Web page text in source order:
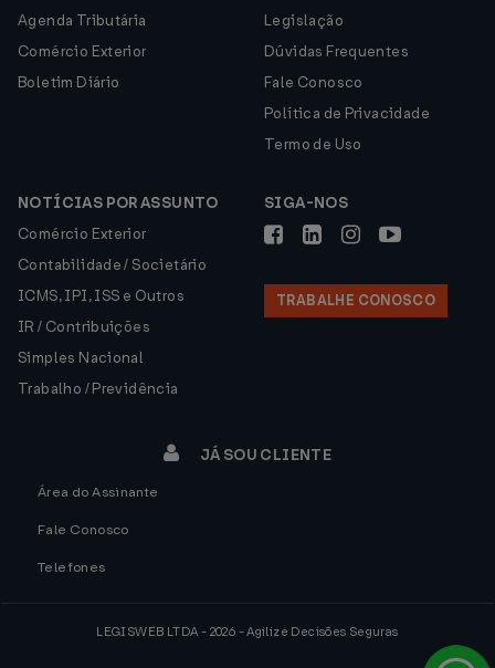
Agenda Tributária
Comércio Exterior
Boletim Diário
Legislação
Dúvidas Frequentes
Fale Conosco
Política de Privacidade
Termo de Uso
NOTÍCIAS POR ASSUNTO
Comércio Exterior
Contabilidade / Societário
ICMS, IPI, ISS e Outros
IR / Contribuições
Simples Nacional
Trabalho / Previdência
SIGA-NOS
TRABALHE CONOSCO
JÁ SOU CLIENTE
Área do Assinante
Fale Conosco
Telefones
LEGISWEB LTDA - 2026 - Agilize Decisões Seguras